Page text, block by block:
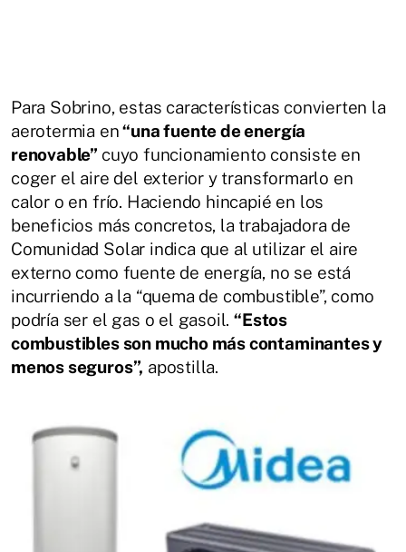
Para Sobrino, estas características convierten la
aerotermia en“una fuente de energía
renovable” cuyo funcionamiento consiste en
coger el aire del exterior y transformarlo en
calor o en frío. Haciendo hincapié en los
beneficios más concretos, la trabajadora de
Comunidad Solar indica que al utilizar el aire
externo como fuente de energía, no se está
incurriendo a la “quema de combustible”, como
podría ser el gas o el gasoil.“Estos
combustibles son mucho más contaminantes y
menos seguros”, apostilla.